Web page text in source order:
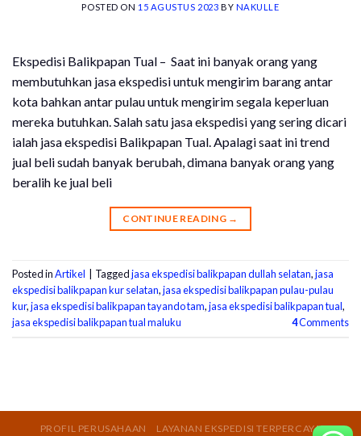
POSTED ON 15 AGUSTUS 2023 BY NAKULLE
Ekspedisi Balikpapan Tual – Saat ini banyak orang yang
membutuhkan jasa ekspedisi untuk mengirim barang antar
kota bahkan antar pulau untuk mengirim segala keperluan
mereka butuhkan. Salah satu jasa ekspedisi yang sering dicari
ialah jasa ekspedisi Balikpapan Tual. Apalagi saat ini trend
jual beli sudah banyak berubah, dimana banyak orang yang
beralih ke jual beli
CONTINUE READING →
Posted inArtikel Taggedjasa ekspedisi balikpapan dullah selatan,jasa
ekspedisi balikpapan kur selatan,jasa ekspedisi balikpapan pulau-pulau
kur,jasa ekspedisi balikpapan tayando tam,jasa ekspedisi balikpapan tual,
jasa ekspedisi balikpapan tual maluku
4Comments
PROFIL PERUSAHAAN LAYANAN EKSPEDISI TERPERCAYA